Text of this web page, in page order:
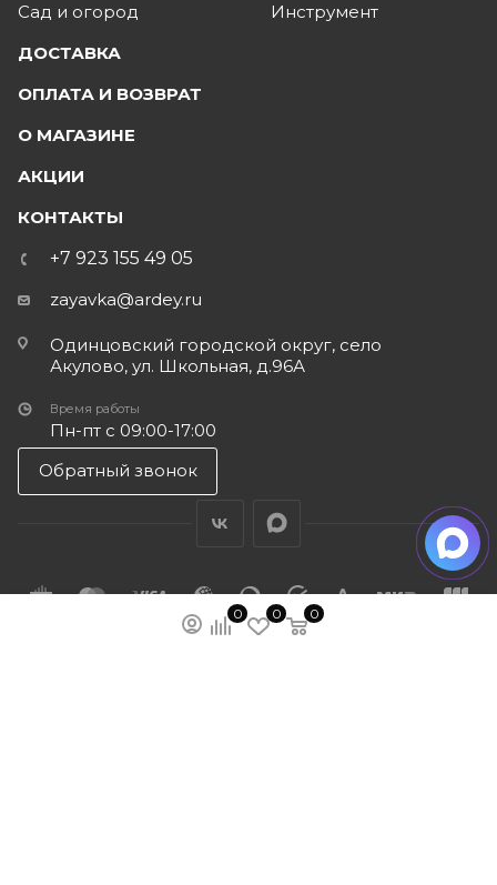
0 0 0
Сад и огород
Инструмент
ДОСТАВКА
ОПЛАТА И ВОЗВРАТ
О МАГАЗИНЕ
АКЦИИ
КОНТАКТЫ
+7 923 155 49 05
zayavka@ardey.ru
Одинцовский городской округ, село
Акулово, ул. Школьная, д.96А
Время работы
Пн-пт с 09:00-17:00
Обратный звонок